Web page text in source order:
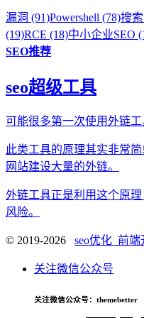
漏洞 (91)Powershell (78)搜
(19)RCE (18)中小企业SEO
SEO推荐
seo超级工具
可能很多第一次使用外链
此类工具的原理其实非常
网站建设大量的外链。
外链工具正是利用这个原
风险。
© 2019-2026 seo优化_前
关注微信公众号
关注微信公众号：themebetter